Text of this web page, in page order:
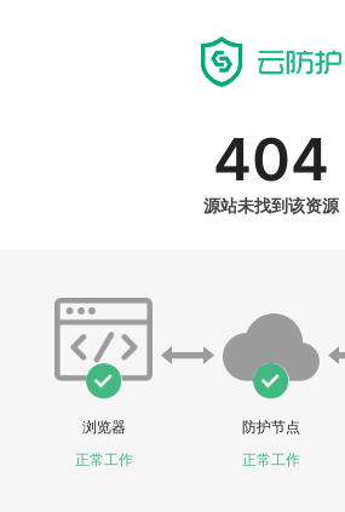
404
源站未找到该资源
浏览器
正常工作
防护节点
正常工作